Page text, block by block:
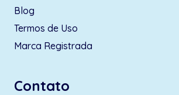
Blog
Termos de Uso
Marca Registrada
Contato